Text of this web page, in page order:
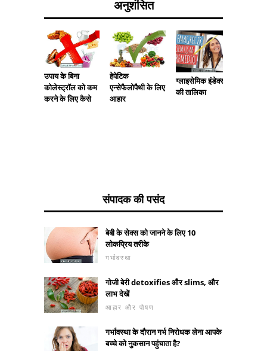
अनुशंसित
उपाय के बिना
कोलेस्ट्रॉल को कम
करने के लिए कैसे
हेपेटिक
एन्सेफैलोपैथी के लिए
आहार
ग्लाइसेमिक इंडेक्स
की तालिका
संपादक की पसंद
बेबी के सेक्स को जानने के लिए 10
लोकप्रिय तरीके
गर्भावस्था
गोजी बेरी detoxifies और slims, और
लाभ देखें
आहार और पोषण
गर्भावस्था के दौरान गर्भ निरोधक लेना आपके
बच्चे को नुकसान पहुंचाता है?